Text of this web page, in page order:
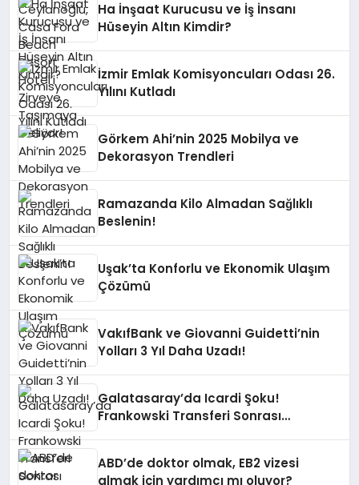
Ha İnşaat Kurucusu ve İş İnsanı
Hüseyin Altın Kimdir?
İzmir Emlak Komisyoncuları Odası 26.
Yılını Kutladı
Görkem Ahi’nin 2025 Mobilya ve
Dekorasyon Trendleri
Ramazanda Kilo Almadan Sağlıklı
Beslenin!
Uşak’ta Konforlu ve Ekonomik Ulaşım
Çözümü
VakıfBank ve Giovanni Guidetti’nin
Yolları 3 Yıl Daha Uzadı!
Galatasaray’da Icardi Şoku!
Frankowski Transferi Sonrası
ABD’de doktor olmak, EB2 vizesi
almak için yardımcı mı oluyor?